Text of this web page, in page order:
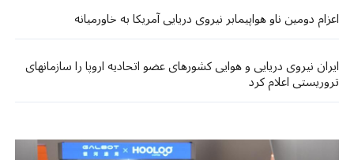
اعزام دومین ناو هواپیمابر نیروی دریایی آمریکا به خاورمیانه
ایران نیروی دریایی و هوایی کشورهای عضو اتحادیه اروپا را سازمانهای
تروریستی اعلام کرد